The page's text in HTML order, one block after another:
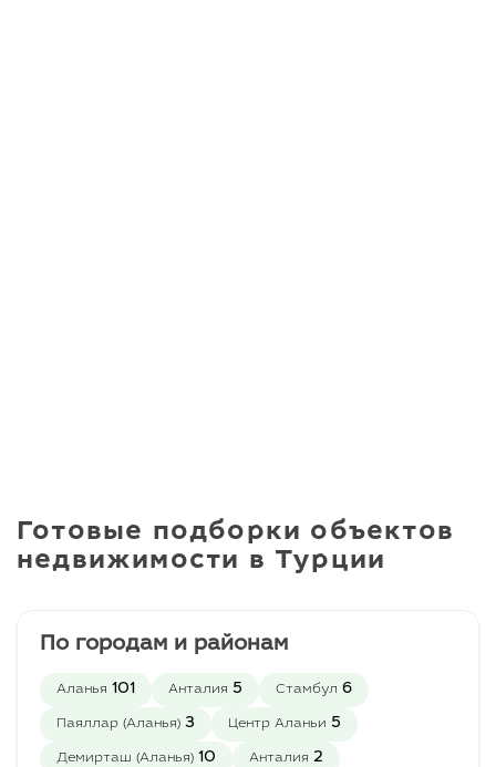
Готовые подборки объектов
недвижимости в Турции
По городам и районам
Аланья 101 Анталия 5 Стамбул 6
Паяллар (Аланья) 3 Центр Аланьи 5
Демирташ (Аланья) 10 Анталия 2